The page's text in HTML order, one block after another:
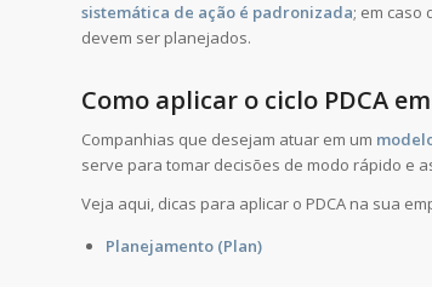
sistemática de ação é padronizada; em caso
devem ser planejados.
Como aplicar o ciclo PDCA
Companhias que desejam atuar em um
serve para tomar decisões de modo rápido e
Veja aqui, dicas para aplicar o PDCA na sua
Planejamento (Plan)